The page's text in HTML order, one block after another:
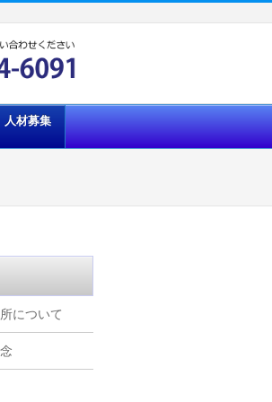
人材募集
について